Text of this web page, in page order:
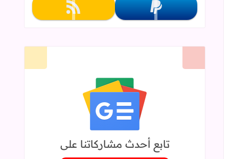
تابعنا على paypal تابعنا على rss
تابع أحدث مشاركاتنا على